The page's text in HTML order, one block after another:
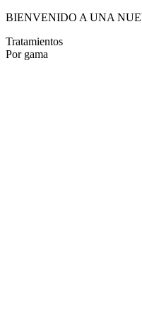
BIENVENIDO A UNA
Tratamientos
Por gama